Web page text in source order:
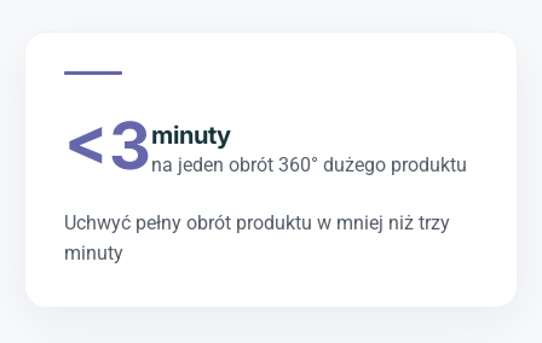
<3minuty
na jeden obrót 360° dużego produktu
Uchwyć pełny obrót produktu w mniej niż trzy
minuty